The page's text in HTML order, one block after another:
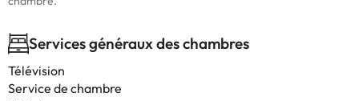
Services généraux des chambres
Télévision
Service de chambre